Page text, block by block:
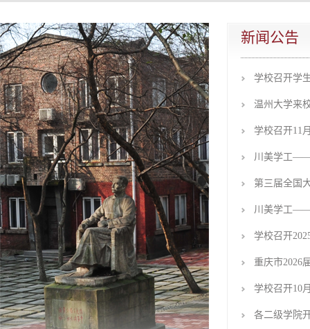
新闻公告
学校召开学
温州大学来
学校召开11
川美学工
第三届全国
川美学工
学校召开
重庆市2026
学校召开10
各二级学院